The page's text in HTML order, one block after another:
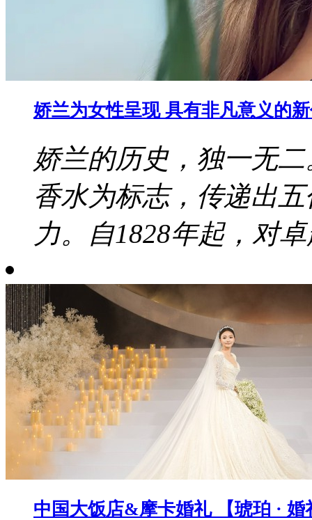
娇兰为女性呈现 具有非凡意义的
娇兰的历史，独一无
香水为标志，传递出
力。自1828年起，对
中国大饭店&摩卡婚礼 【琥珀 ·